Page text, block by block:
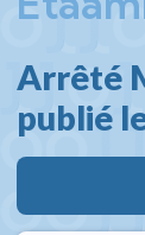
Arrêté
publié